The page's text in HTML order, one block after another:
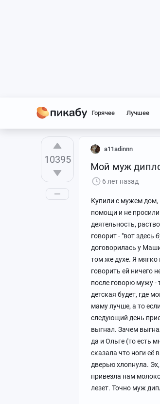
Горячее Лучшее
10395
a11adinnn
Мой муж
6 лет назад
Купили с мужем дом,
помощи и не
деятельность,
говорит - "вот здесь
договорилась у
том же духе. Я мягко
говорить ей ничего
после говорю мужу
детская будет, где
маму лучше, а то
следующий день
выгнал. Зачем
да и Ольге (то есть
сказала что ноги её
дверью хлопнула.
привезла нам
лезет. Точно муж